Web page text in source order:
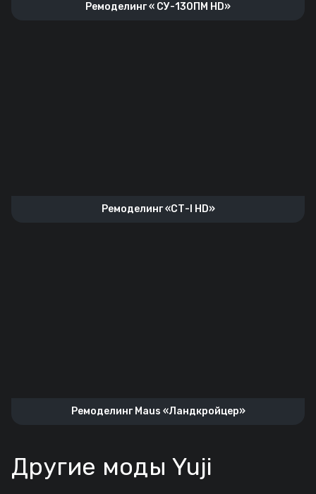
Ремоделинг « СУ-130ПМ HD»
Ремоделинг «СТ-I HD»
Ремоделинг Maus «Ландкройцер»
Другие моды Yuji